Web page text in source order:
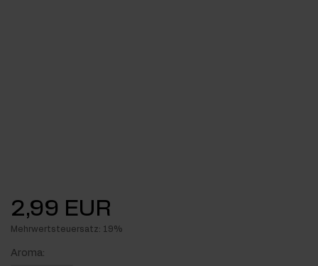
2,99 EUR
Mehrwertsteuersatz: 19%
Aroma: